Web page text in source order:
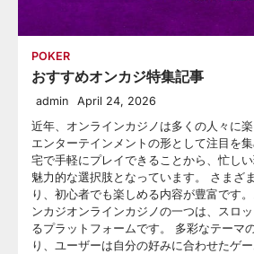
POKER
おすすめオンカジ特集記事
admin April 24, 2026
近年、オンラインカジノは多くの人々に
エンターテインメントの形として注目を
宅で手軽にプレイできることから、忙し
魅力的な選択肢となっています。 さまざ
り、初心者でも楽しめる内容が豊富です
ンカジオンラインカジノの一つは、スロ
るプラットフォームです。 多彩なテーマ
り、ユーザーは自分の好みに合わせたゲ